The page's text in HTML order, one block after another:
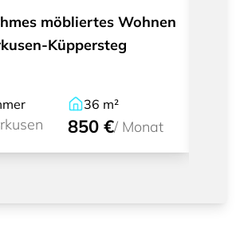
möbliertes Wohnen
Küppersteg
36 m²
850 €/ Monat